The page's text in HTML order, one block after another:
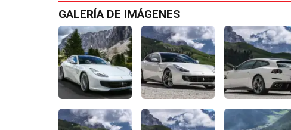
GALERÍA DE IMÁGENES